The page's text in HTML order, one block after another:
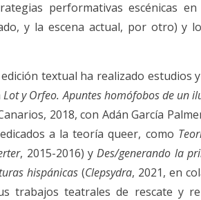
performativas escénicas
y la escena actual, por otro) y
textual ha realizado estudios
Lot y Orfeo. Apuntes homófobos de un
2018, con Adán García
a la teoría queer, como
, 2015-2016) yDes/generando la
hispánicas(Clepsydra, 2021, en
trabajos teatrales de rescate y